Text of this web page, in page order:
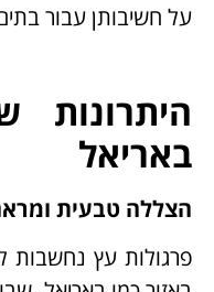
על חשיבותן עבור
היתרונות
באריאל
הצללה טבעית
פרגולות עץ נחשבות